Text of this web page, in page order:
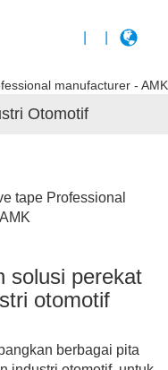
Otomotif
solusi perekat
otomotif
berbagai pita